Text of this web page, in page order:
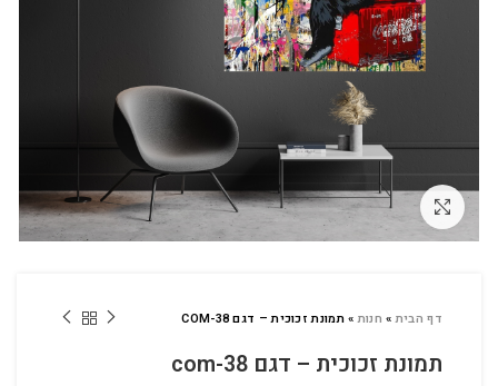
לחץ להגדלה
דף הבית» חנות»תמונת זכוכית – דגם COM-38
תמונת זכוכית – דגם com-38